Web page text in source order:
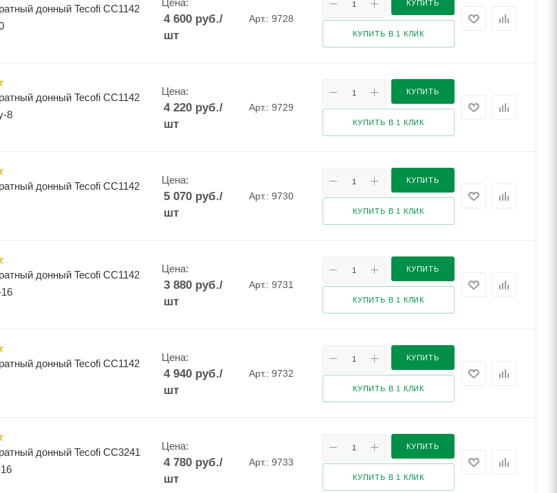
донный Tecofi CC1142
4 600руб./
шт
Арт.: 9728
КУПИТЬ
КУПИТЬ В 1 КЛИК
донный Tecofi CC1142
8
Цена:
4 220руб./
шт
Арт.: 9729
КУПИТЬ
КУПИТЬ В 1 КЛИК
донный Tecofi CC1142
Цена:
5 070руб./
шт
Арт.: 9730
КУПИТЬ
КУПИТЬ В 1 КЛИК
донный Tecofi CC1142
Цена:
3 880руб./
шт
Арт.: 9731
КУПИТЬ
КУПИТЬ В 1 КЛИК
донный Tecofi CC1142
Цена:
4 940руб./
шт
Арт.: 9732
КУПИТЬ
КУПИТЬ В 1 КЛИК
донный Tecofi CC3241
Цена:
4 780руб./
шт
Арт.: 9733
КУПИТЬ
КУПИТЬ В 1 КЛИК